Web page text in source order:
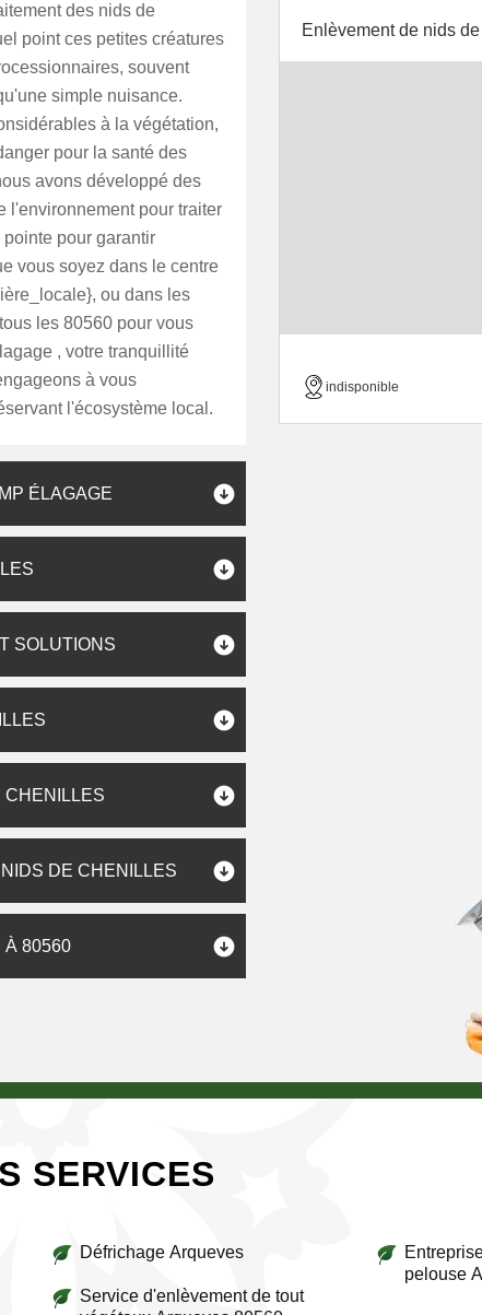
des nids de
point ces petites créatures
souvent
simple nuisance.
à la végétation,
pour la santé des
avons développé des
l'environnement pour traiter
pour garantir
vous soyez dans le centre
ou dans les
les 80560 pour vous
, votre tranquillité
à vous
l'écosystème local.
ÉLAGAGE
SOLUTIONS
CHENILLES
DE CHENILLES
À 80560
Enlèvement de nids
indisponible
SERVICES
Défrichage Arqueves
Service d'enlèvement de tout
pelouse